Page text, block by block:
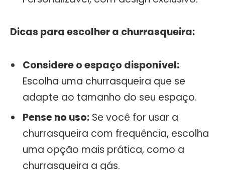
Dicas para escolher a churrasqueira:
Considere o espaço disponível:
Escolha uma churrasqueira que se
adapte ao tamanho do seu espaço.
Pense no uso: Se você for usar a
churrasqueira com frequência, escolha
uma opção mais prática, como a
churrasqueira a gás.